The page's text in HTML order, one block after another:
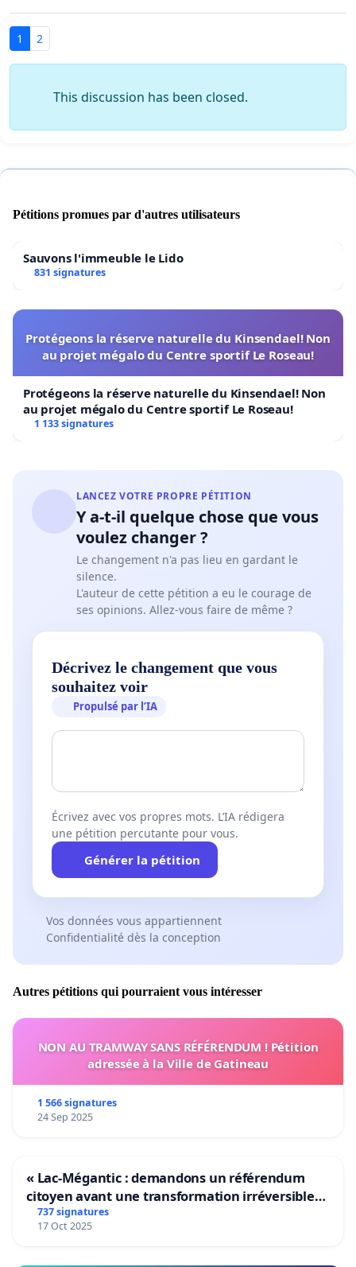
1 2
This discussion has been closed.
Pétitions promues par d'autres utilisateurs
Sauvons l'immeuble le Lido
831 signatures
Protégeons la réserve naturelle du Kinsendael! Non
au projet mégalo du Centre sportif Le Roseau!
Protégeons la réserve naturelle du Kinsendael! Non
au projet mégalo du Centre sportif Le Roseau!
1 133 signatures
LANCEZ VOTRE PROPRE PÉTITION
Y a-t-il quelque chose que vous
voulez changer ?
Le changement n'a pas lieu en gardant le
silence.
L'auteur de cette pétition a eu le courage de
ses opinions. Allez-vous faire de même ?
Décrivez le changement que vous
souhaitez voir
Propulsé par l’IA
Écrivez avec vos propres mots. L’IA rédigera
une pétition percutante pour vous.
Générer la pétition
Vos données vous appartiennent
Confidentialité dès la conception
Autres pétitions qui pourraient vous intéresser
NON AU TRAMWAY SANS RÉFÉRENDUM ! Pétition
adressée à la Ville de Gatineau
1 566 signatures
24 Sep 2025
« Lac-Mégantic : demandons un référendum
citoyen avant une transformation irréversible
de notre territoire »
737 signatures
17 Oct 2025